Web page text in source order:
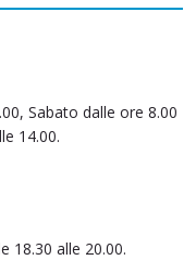
Sabato dalle ore 8.00
14.00.
18.30 alle 20.00.